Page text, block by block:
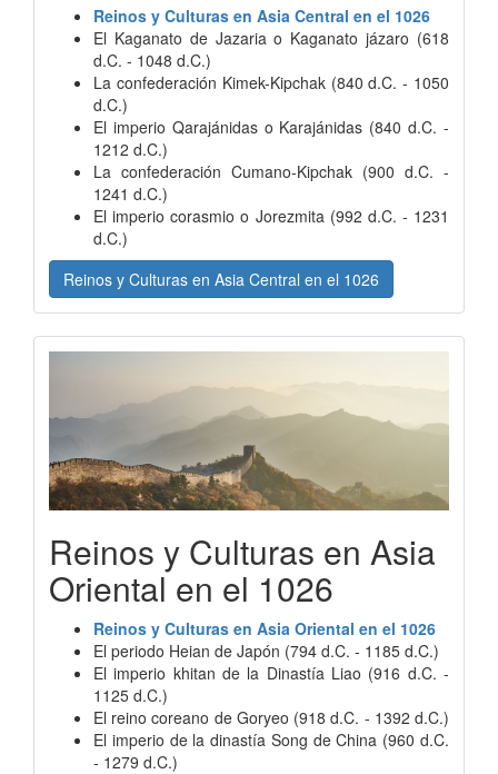
Reinos y Culturas en Asia Central en el 1026
El Kaganato de Jazaria o Kaganato jázaro (618
d.C. - 1048 d.C.)
La confederación Kimek-Kipchak (840 d.C. - 1050
d.C.)
El imperio Qarajánidas o Karajánidas (840 d.C. -
1212 d.C.)
La confederación Cumano-Kipchak (900 d.C. -
1241 d.C.)
El imperio corasmio o Jorezmita (992 d.C. - 1231
d.C.)
Reinos y Culturas en Asia Central en el 1026
Reinos y Culturas en Asia
Oriental en el 1026
Reinos y Culturas en Asia Oriental en el 1026
El periodo Heian de Japón (794 d.C. - 1185 d.C.)
El imperio khitan de la Dinastía Liao (916 d.C. -
1125 d.C.)
El reino coreano de Goryeo (918 d.C. - 1392 d.C.)
El imperio de la dinastía Song de China (960 d.C.
- 1279 d.C.)